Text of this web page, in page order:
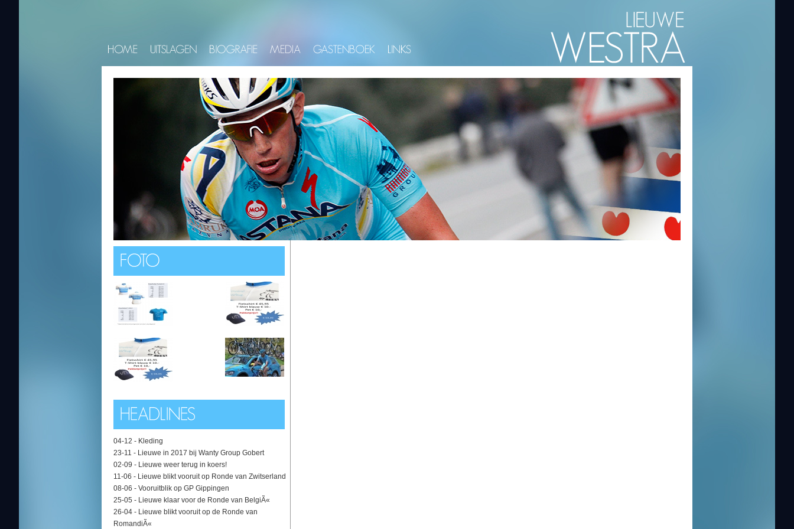
04-12 - Kleding
23-11 - Lieuwe in 2017 bij Wanty Group Gobert
02-09 - Lieuwe weer terug in koers!
11-06 - Lieuwe blikt vooruit op Ronde van Zwitserland
08-06 - Vooruitblik op GP Gippingen
25-05 - Lieuwe klaar voor de Ronde van BelgiÃ«
26-04 - Lieuwe blikt vooruit op de Ronde van
RomandiÃ«